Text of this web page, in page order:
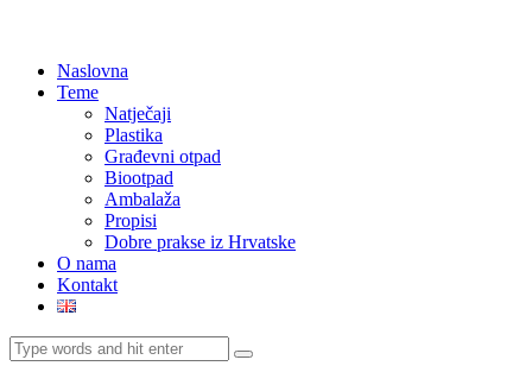
Naslovna
Teme
Natječaji
Plastika
Građevni otpad
Biootpad
Ambalaža
Propisi
Dobre prakse iz Hrvatske
O nama
Kontakt